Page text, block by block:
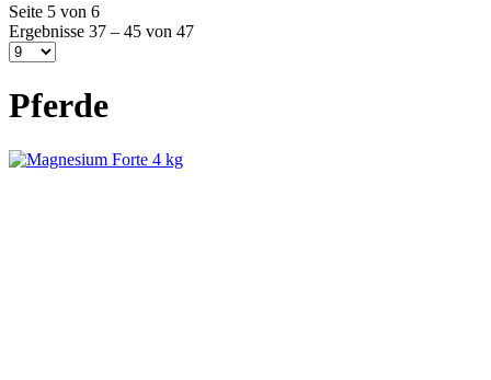
Seite 5 von 6
Ergebnisse 37 – 45 von 47
Pferde